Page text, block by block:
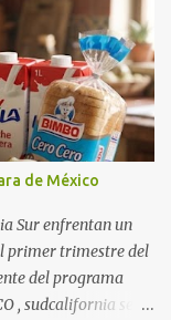
para
promedio estatal
año la ha dado el
con un
por el interés
destinos
(esperando
58%. Mulegé:
Ya no solo
de México
Sur enfrentan un
primer trimestre del
del programa
, sudcalifornia se